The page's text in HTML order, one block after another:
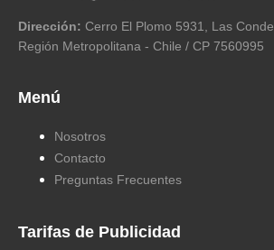
Dirección: Cerro El Plomo 5931, Las
Región Metropolitana - Chile / CP 7560995
Menú
Nosotros
Contacto
Preguntas Frecuentes
Tarifas de Publicidad